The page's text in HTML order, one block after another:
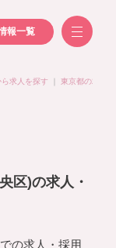
報一覧
ら求人を探す 東京都の求人
区)の求人・
の求人・採用